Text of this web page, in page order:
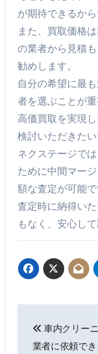
が期待できるから
また、買取価格
の業者から見積
勧めします。
自分の希望に最
者を選ぶことが重
高価買取を実現
検討いただきたい
ネクステージで
ために中間マー
額な査定が可能で
査定時に納得い
もなく、安心し
稿
車内クリー
業者に依頼でき